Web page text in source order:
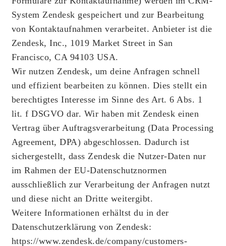
System Zendesk gespeichert und zur Bearbeitung
von Kontaktaufnahmen verarbeitet. Anbieter ist die
Zendesk, Inc., 1019 Market Street in San
Francisco, CA 94103 USA.
Wir nutzen Zendesk, um deine Anfragen schnell
und effizient bearbeiten zu können. Dies stellt ein
berechtigtes Interesse im Sinne des Art. 6 Abs. 1
lit. f DSGVO dar. Wir haben mit Zendesk einen
Vertrag über Auftragsverarbeitung (Data Processing
Agreement, DPA) abgeschlossen. Dadurch ist
sichergestellt, dass Zendesk die Nutzer-Daten nur
im Rahmen der EU-Datenschutznormen
ausschließlich zur Verarbeitung der Anfragen nutzt
und diese nicht an Dritte weitergibt.
Weitere Informationen erhältst du in der
Datenschutzerklärung von Zendesk:
https://www.zendesk.de/company/customers-